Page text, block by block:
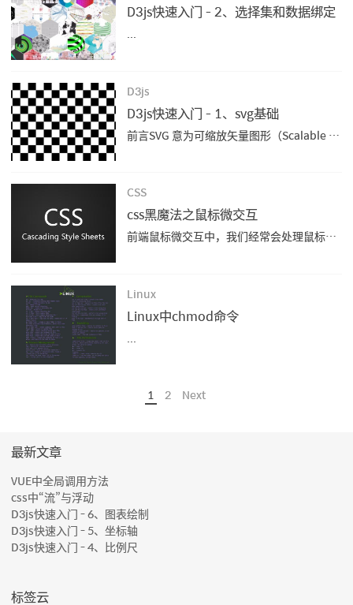
D3js快速入门 - 2、选择集和数据绑定
...
D3js
D3js快速入门 - 1、svg基础
前言SVG 意为可缩放矢量图形（Scalable Vector Graphics）。我们在对SVG绘制的图形缩放的时候，图像是不会失真的。SVG 使用 XML 格式定义图像，也就是说SVG遵循XML文档格式，它在浏览器上是以DOM形式存在，即文档对象模型（Document Object...
CSS
css黑魔法之鼠标微交互
前端鼠标微交互中，我们经常会处理鼠标事件，常见的应用场景就是tips跟随鼠标移动。css中...
Linux
Linux中chmod命令
...
1 2 Next
最新文章
VUE中全局调用方法
css中“流”与浮动
D3js快速入门 - 6、图表绘制
D3js快速入门 - 5、坐标轴
D3js快速入门 - 4、比例尺
标签云